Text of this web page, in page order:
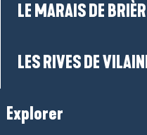
LE MARAIS DE
LES RIVES DE
Explorer